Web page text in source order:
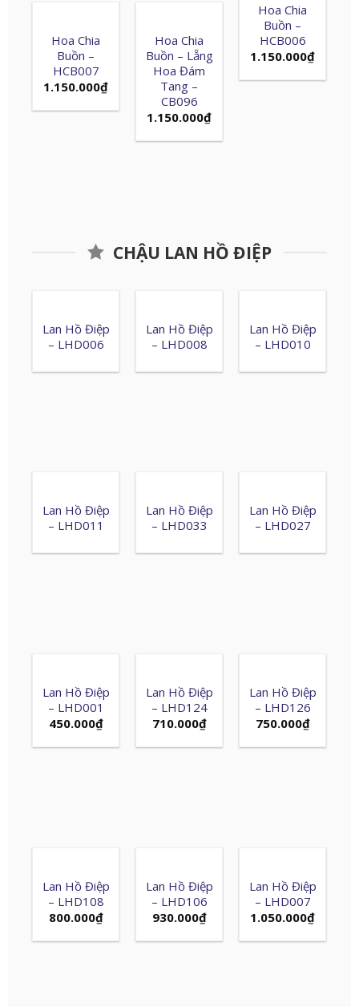
Hoa Chia
Buồn –
HCB006
1.150.000₫
Hoa Chia
Buồn –
HCB007
1.150.000₫
Hoa Chia
Buồn – Lẵng
Hoa Đám
Tang –
CB096
1.150.000₫
CHẬU LAN HỒ ĐIỆP
Lan Hồ Điệp
– LHD006
Lan Hồ Điệp
– LHD008
Lan Hồ Điệp
– LHD010
Lan Hồ Điệp
– LHD011
Lan Hồ Điệp
– LHD033
Lan Hồ Điệp
– LHD027
Lan Hồ Điệp
– LHD001
450.000₫
Lan Hồ Điệp
– LHD124
710.000₫
Lan Hồ Điệp
– LHD126
750.000₫
Lan Hồ Điệp
– LHD108
800.000₫
Lan Hồ Điệp
– LHD106
930.000₫
Lan Hồ Điệp
– LHD007
1.050.000₫